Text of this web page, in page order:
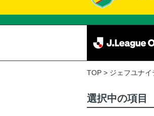
TOP ジェフユナ
選択中の項目